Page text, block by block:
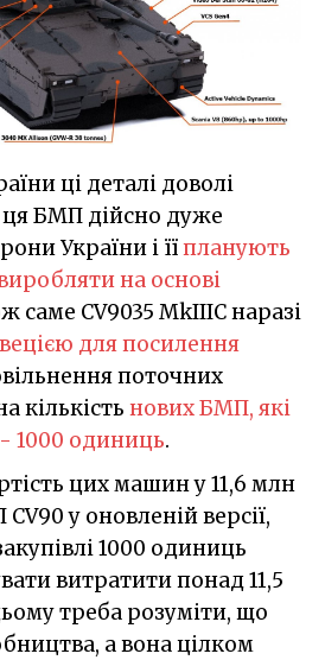
ці деталі доволі
ця БМП дійсно дуже
України і їїпланують
на основі
саме CV9035 MkIIIC наразі
для посилення
поточних
кількість нових БМП, які
1000 одиниць.
цих машин у 11,6 млн
у оновленій версії,
1000 одиниць
витратити понад 11,5
треба розуміти, що
а вона цілком